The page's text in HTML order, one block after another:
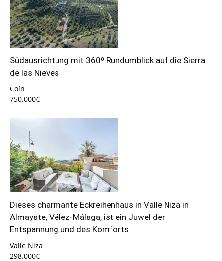
Südausrichtung mit 360º Rundumblick auf die Sierra
de las Nieves
Coín
750.000€
Dieses charmante Eckreihenhaus in Valle Niza in
Almayate, Vélez-Málaga, ist ein Juwel der
Entspannung und des Komforts
Valle Niza
298.000€